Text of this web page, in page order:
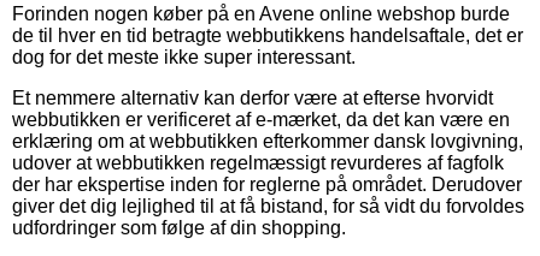
Forinden nogen køber på en Avene online webshop burde
de til hver en tid betragte webbutikkens handelsaftale, det er
dog for det meste ikke super interessant.
Et nemmere alternativ kan derfor være at efterse hvorvidt
webbutikken er verificeret af e-mærket, da det kan være en
erklæring om at webbutikken efterkommer dansk lovgivning,
udover at webbutikken regelmæssigt revurderes af fagfolk
der har ekspertise inden for reglerne på området. Derudover
giver det dig lejlighed til at få bistand, for så vidt du forvoldes
udfordringer som følge af din shopping.